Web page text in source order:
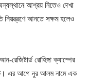
আশ্রয় নিতেও দেখা
নিয়ন্ত্রণে আনতে সক্ষম হলেও
রেজিষ্টার্ড রোহিঙ্গা ক্যাম্পের
ঘটে। এর আগে নুর আলম নামে এক